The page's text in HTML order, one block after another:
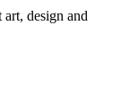
design and